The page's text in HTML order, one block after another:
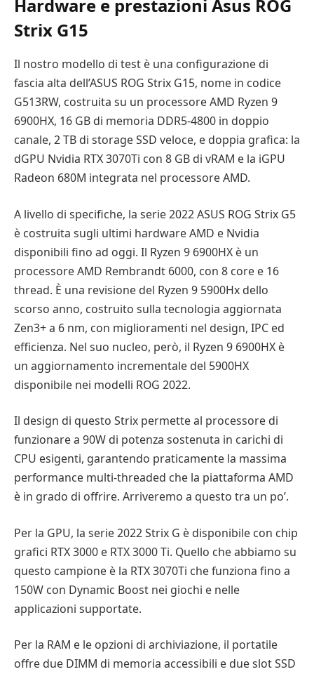
Hardware e prestazioni Asus ROG
Strix G15
Il nostro modello di test è una configurazione di
fascia alta dell’ASUS ROG Strix G15, nome in codice
G513RW, costruita su un processore AMD Ryzen 9
6900HX, 16 GB di memoria DDR5-4800 in doppio
canale, 2 TB di storage SSD veloce, e doppia grafica: la
dGPU Nvidia RTX 3070Ti con 8 GB di vRAM e la iGPU
Radeon 680M integrata nel processore AMD.
A livello di specifiche, la serie 2022 ASUS ROG Strix G5
è costruita sugli ultimi hardware AMD e Nvidia
disponibili fino ad oggi. Il Ryzen 9 6900HX è un
processore AMD Rembrandt 6000, con 8 core e 16
thread. È una revisione del Ryzen 9 5900Hx dello
scorso anno, costruito sulla tecnologia aggiornata
Zen3+ a 6 nm, con miglioramenti nel design, IPC ed
efficienza. Nel suo nucleo, però, il Ryzen 9 6900HX è
un aggiornamento incrementale del 5900HX
disponibile nei modelli ROG 2022.
Il design di questo Strix permette al processore di
funzionare a 90W di potenza sostenuta in carichi di
CPU esigenti, garantendo praticamente la massima
performance multi-threaded che la piattaforma AMD
è in grado di offrire. Arriveremo a questo tra un po’.
Per la GPU, la serie 2022 Strix G è disponibile con chip
grafici RTX 3000 e RTX 3000 Ti. Quello che abbiamo su
questo campione è la RTX 3070Ti che funziona fino a
150W con Dynamic Boost nei giochi e nelle
applicazioni supportate.
Per la RAM e le opzioni di archiviazione, il portatile
offre due DIMM di memoria accessibili e due slot SSD